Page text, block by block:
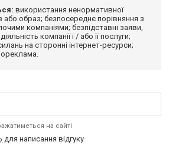
використання ненормативної
або образ; безпосереднє порівняння з
компаніями; безпідставні заяви,
компанії і / або її послуги;
на сторонні інтернет-ресурси;
на сайті
для написання відгуку